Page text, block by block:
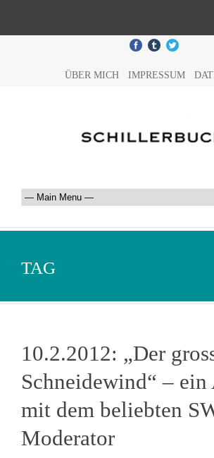
ÜBER MICH IMPRESSUM
TAG
10.2.2012: „Der
Schneidewind“ – ein
mit dem beliebten
Moderator